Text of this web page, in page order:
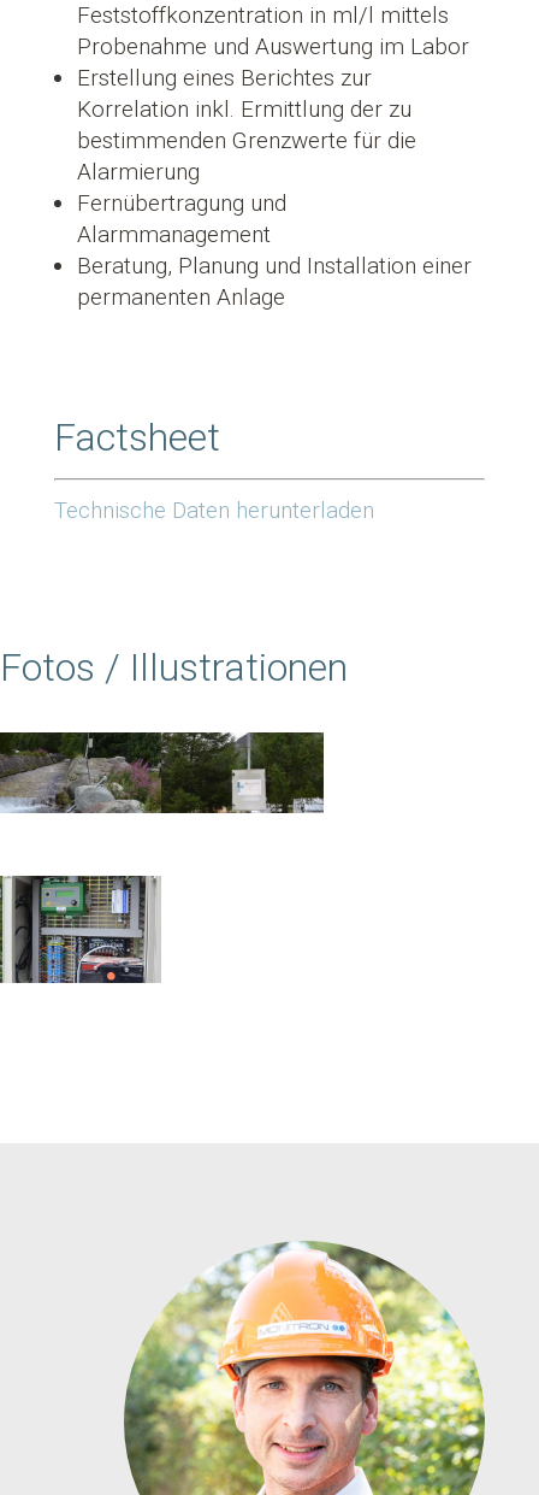
Feststoffkonzentration in ml/l mittels
Probenahme und Auswertung im Labor
Erstellung eines Berichtes zur
Korrelation inkl. Ermittlung der zu
bestimmenden Grenzwerte für die
Alarmierung
Fernübertragung und
Alarmmanagement
Beratung, Planung und Installation einer
permanenten Anlage
Factsheet
Technische Daten herunterladen
Fotos / Illustrationen